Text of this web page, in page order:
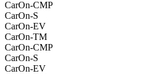
CarOn-CMP
CarOn-S
CarOn-EV
CarOn-TM
CarOn-CMP
CarOn-S
CarOn-EV